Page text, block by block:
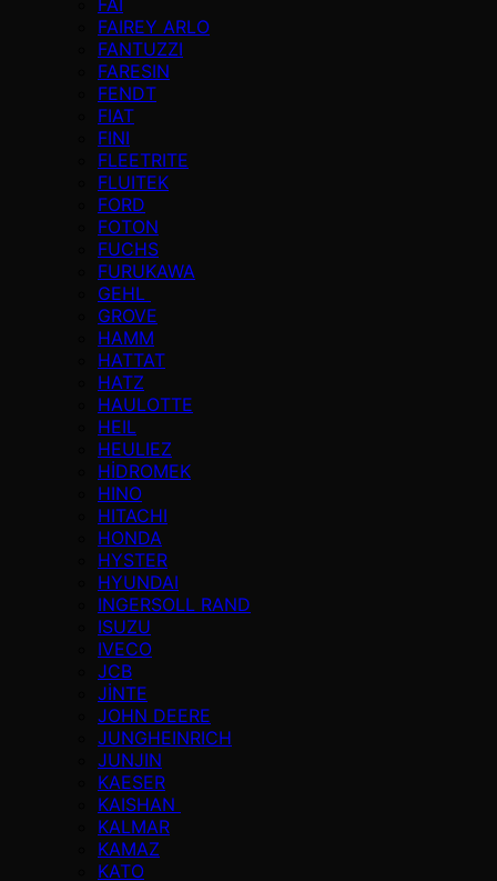
FAI
FAIREY ARLO
FANTUZZI
FARESIN
FENDT
FIAT
FINI
FLEETRITE
FLUITEK
FORD
FOTON
FUCHS
FURUKAWA
GEHL
GROVE
HAMM
HATTAT
HATZ
HAULOTTE
HEIL
HEULIEZ
HİDROMEK
HINO
HITACHI
HONDA
HYSTER
HYUNDAI
INGERSOLL RAND
ISUZU
IVECO
JCB
JİNTE
JOHN DEERE
JUNGHEINRICH
JUNJIN
KAESER
KAISHAN
KALMAR
KAMAZ
KATO